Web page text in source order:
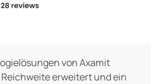
vonAxamit
erweitert und ein